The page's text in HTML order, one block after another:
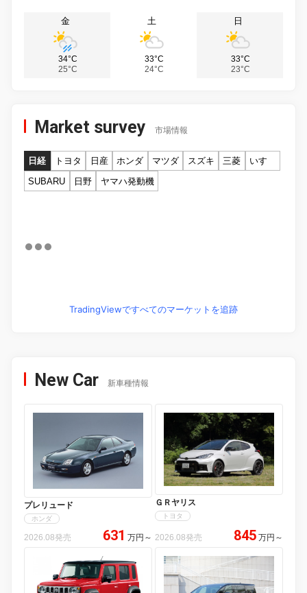
金
34°C
25°C
土
33°C
24°C
日
33°C
23°C
Market survey 市場情報
日経 トヨタ 日産 ホンダ マツダ スズキ 三菱
いすゞ
SUBARU
日野 ヤマハ発動機
TradingViewですべてのマーケットを追跡
New Car 新車種情報
プレリュード
ホンダ
2026.08発売 631 万円 ～
ＧＲヤリス
トヨタ
2026.08発売 845 万円 ～